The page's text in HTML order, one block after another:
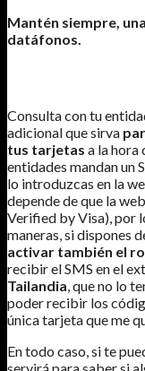
Mantén siempre,
datáfonos.
Consulta con tu
adicional que sirva
tus tarjetas a la hora
entidades mandan un
lo introduzcas en la
depende de que la
Verified by Visa), por
maneras, si dispones
activar también el
recibir el SMS en el
Tailandia, que no lo
poder recibir los
única tarjeta que me
En todo caso, si te